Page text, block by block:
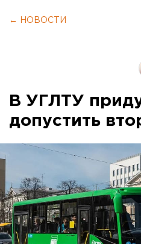
← НОВОСТИ
В УГЛТУ
допустить